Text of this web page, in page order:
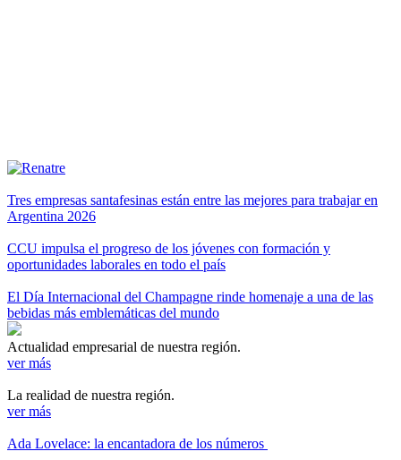
Tres empresas santafesinas están entre las mejores para trabajar en
Argentina 2026
CCU impulsa el progreso de los jóvenes con formación y
oportunidades laborales en todo el país
El Día Internacional del Champagne rinde homenaje a una de las
bebidas más emblemáticas del mundo
Actualidad empresarial de nuestra región.
ver más
La realidad de nuestra región.
ver más
Ada Lovelace: la encantadora de los números